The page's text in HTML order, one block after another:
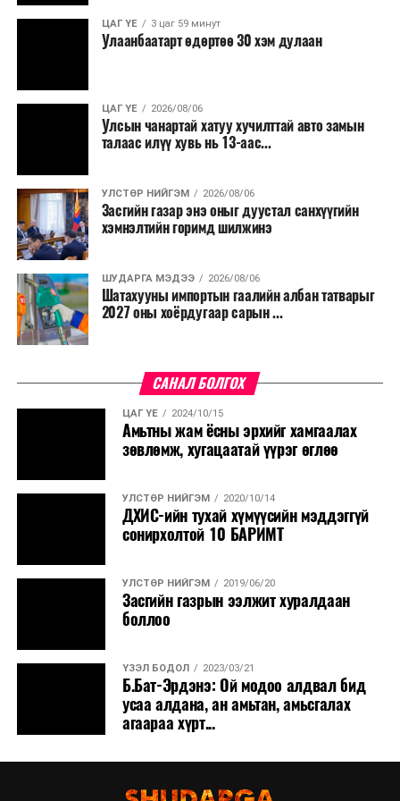
ЦАГ ҮЕ 3 цаг 59 минут
Улаанбаатарт өдөртөө 30 хэм дулаан
ЦАГ ҮЕ 2026/08/06
Улсын чанартай хатуу хучилттай авто замын
талаас илүү хувь нь 13-аас...
УЛСТӨР НИЙГЭМ 2026/08/06
Засгийн газар энэ оныг дуустал санхүүгийн
хэмнэлтийн горимд шилжинэ
ШУДАРГА МЭДЭЭ 2026/08/06
Шатахууны импортын гаалийн албан татварыг
2027 оны хоёрдугаар сарын ...
САНАЛ БОЛГОХ
ЦАГ ҮЕ 2024/10/15
Амьтны жам ёсны эрхийг хамгаалах
зөвлөмж, хугацаатай үүрэг өглөө
УЛСТӨР НИЙГЭМ 2020/10/14
ДХИС-ийн тухай хүмүүсийн мэддэггүй
сонирхолтой 10 БАРИМТ
УЛСТӨР НИЙГЭМ 2019/06/20
Засгийн газрын ээлжит хуралдаан
боллоо
ҮЗЭЛ БОДОЛ 2023/03/21
Б.Бат-Эрдэнэ: Ой модоо алдвал бид
усаа алдана, ан амьтан, амьсгалах
агаараа хүрт...